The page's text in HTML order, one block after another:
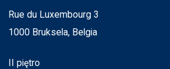
Rue du Luxembourg 3
1000 Bruksela, Belgia
II piętro